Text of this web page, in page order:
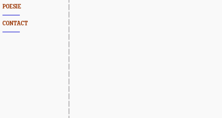
POESIE
CONTACT